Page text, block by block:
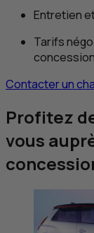
Entretien
Tarifs
Contacter un
Profitez
vous